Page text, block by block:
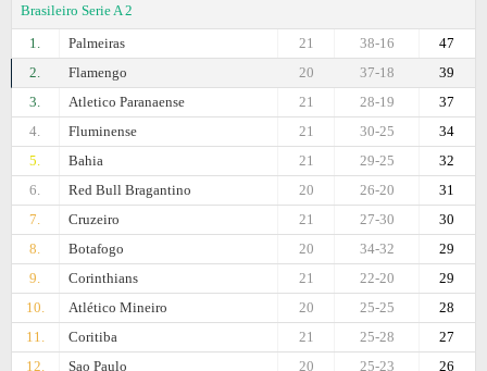
Brasileiro Serie A 2
1.
Palmeiras 47
38-16
21
2.
Flamengo 39
37-18
20
3.
Atletico Paranaense 37
28-19
21
4.
Fluminense 34
30-25
21
5.
Bahia 32
29-25
21
6.
Red Bull Bragantino 31
26-20
20
7.
Cruzeiro 30
27-30
21
8.
Botafogo 29
34-32
20
9.
Corinthians 29
22-20
21
10.
Atlético Mineiro 28
25-25
20
11.
Coritiba 27
25-28
21
12.
Sao Paulo 26
25-23
20